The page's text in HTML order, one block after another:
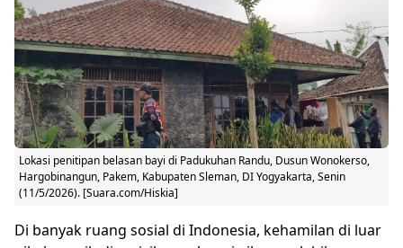
Lokasi penitipan belasan bayi di Padukuhan Randu, Dusun Wonokerso,
Hargobinangun, Pakem, Kabupaten Sleman, DI Yogyakarta, Senin
(11/5/2026). [Suara.com/Hiskia]
Di banyak ruang sosial di Indonesia, kehamilan di luar